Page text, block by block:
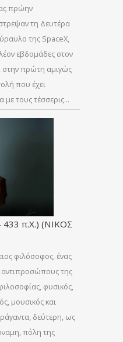
πρώην
τη Δευτέρα
της SpaceX,
εβδομάδες στον
στην πρώτη αμιγώς
που έχει
τους τέσσερις…
433 π.Χ.) (ΝΙΚΟΣ
φιλόσοφος, ένας
της
φυσικός,
μουσικός και
δεύτερη, ως
πόλη της